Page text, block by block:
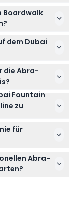
von 17:00
Fahrt findet
bestätigen).
Boardwalk
von
und
unter 4
sind.
dem Dubai
Plattform, die
heranbringt und
die Abra-
für
zu kleiden;
sechs
Fountain
zu
und
online
für
Buchung
Ihre Pläne
Abra-